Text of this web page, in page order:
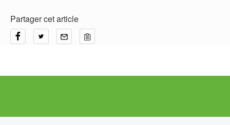
Partager cet article